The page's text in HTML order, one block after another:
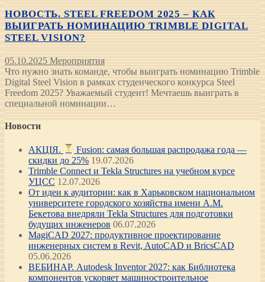
НОВОСТЬ. STEEL FREEDOM 2025 – КАК
ВЫИГРАТЬ НОМИНАЦИЮ TRIMBLE DIGITAL
STEEL VISION?
05.10.2025 Мероприятия
Что нужно знать команде, чтобы выиграть номинацию Trimble
Digital Steel Vision в рамках студенческого конкурса Steel
Freedom 2025? Уважаемый студент! Мечтаешь выиграть в
специальной номинации…
Новости
АКЦІЯ.
Fusion: самая большая распродажа года —
скидки до 25% 19.07.2026
Trimble Connect и Tekla Structures на учебном курсе
УЦСС 12.07.2026
От идеи к аудитории: как в Харьковском национальном
университете городского хозяйства имени А.М.
Бекетова внедряли Tekla Structures для подготовки
будущих инженеров 06.07.2026
MagiCAD 2027: продуктивное проектирование
инженерных систем в Revit, AutoCAD и BricsCAD
05.06.2026
ВЕБИНАР. Autodesk Inventor 2027: как Библиотека
компонентов ускоряет машиностроительное